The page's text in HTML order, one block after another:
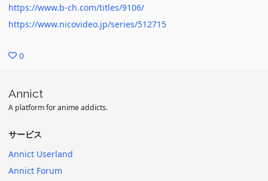
https://www.b-ch.com/titles/9106/
https://www.nicovideo.jp/series/512715
0
Annict
A platform for anime addicts.
サービス
Annict Userland
Annict Forum